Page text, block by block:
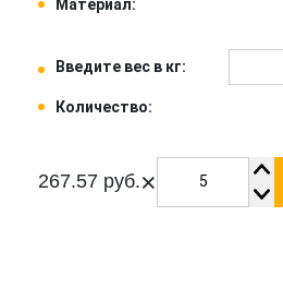
Материал:
Введите вес в кг:
Количество:
267.57 руб.×